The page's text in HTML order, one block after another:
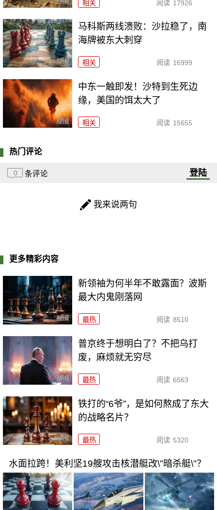
相关 阅读 17926
马科斯两线溃败：沙拉稳了，南
海牌被东大刺穿
相关 阅读 16999
中东一触即发！沙特到生死边
缘，美国的饵太大了
相关 阅读 15655
热门评论
0 条评论 登陆
我来说两句
更多精彩内容
新领袖为何半年不敢露面？波斯
最大内鬼刚落网
最热 阅读 8510
普京终于想明白了？不把乌打
废，麻烦就无穷尽
最热 阅读 6563
铁打的“6爷”，是如何熬成了东大
的战略名片？
最热 阅读 5320
水面拉跨！美利坚19艘攻击核潜艇改\"暗杀艇\"？